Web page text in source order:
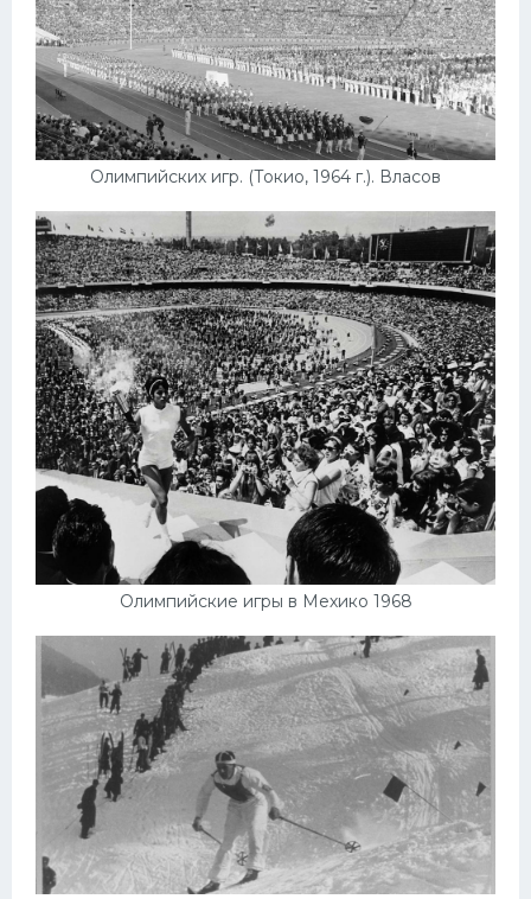
Олимпийских игр. (Токио, 1964 г.). Власов
Олимпийские игры в Мехико 1968